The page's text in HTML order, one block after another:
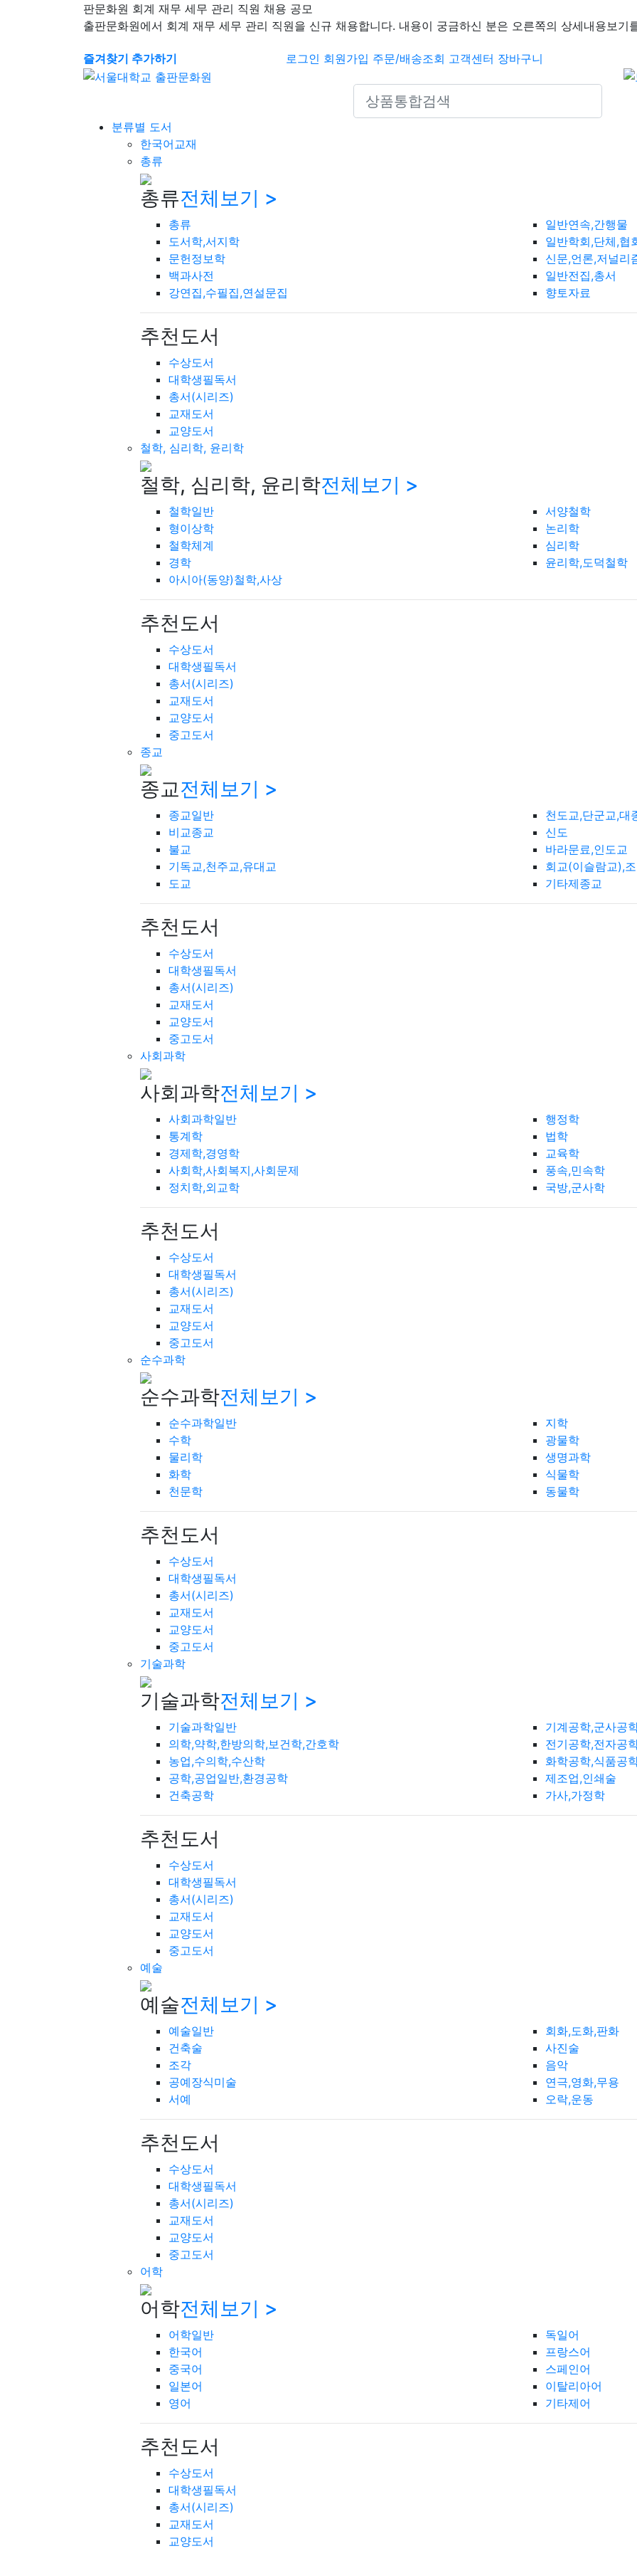
판문화원 회계 재무 세무 관리 직원 채용 공모
출판문화원에서 회계 재무 세무 관리 직원을 신규 채용합니다. 내용이 궁금하신 분은 오른쪽의 상세내용보기
즐겨찾기 추가하기 로그인 회원가입 주문/배송조회 고객센터 장바구니
Search icons
분류별 도서
한국어교재
총류
총류전체보기 >
총류
도서학,서지학
문헌정보학
백과사전
강연집,수필집,연설문집
일반연속,간행물
일반학회,단체,협
신문,언론,저널리
일반전집,총서
향토자료
추천도서
수상도서
대학생필독서
총서(시리즈)
교재도서
교양도서
철학, 심리학, 윤리학
철학, 심리학, 윤리학전체보기 >
철학일반
형이상학
철학체계
경학
아시아(동양)철학,사상
서양철학
논리학
심리학
윤리학,도덕철학
추천도서
수상도서
대학생필독서
총서(시리즈)
교재도서
교양도서
중고도서
종교
종교전체보기 >
종교일반
비교종교
불교
기독교,천주교,유대교
도교
천도교,단군교,대
신도
바라문료,인도교
회교(이슬람교),
기타제종교
추천도서
수상도서
대학생필독서
총서(시리즈)
교재도서
교양도서
중고도서
사회과학
사회과학전체보기 >
사회과학일반
통계학
경제학,경영학
사회학,사회복지,사회문제
정치학,외교학
행정학
법학
교육학
풍속,민속학
국방,군사학
추천도서
수상도서
대학생필독서
총서(시리즈)
교재도서
교양도서
중고도서
순수과학
순수과학전체보기 >
순수과학일반
수학
물리학
화학
천문학
지학
광물학
생명과학
식물학
동물학
추천도서
수상도서
대학생필독서
총서(시리즈)
교재도서
교양도서
중고도서
기술과학
기술과학전체보기 >
기술과학일반
의학,약학,한방의학,보건학,간호학
농업,수의학,수산학
공학,공업일반,환경공학
건축공학
기계공학,군사공
전기공학,전자공
화학공학,식품공
제조업,인쇄술
가사,가정학
추천도서
수상도서
대학생필독서
총서(시리즈)
교재도서
교양도서
중고도서
예술
예술전체보기 >
예술일반
건축술
조각
공예장식미술
서예
회화,도화,판화
사진술
음악
연극,영화,무용
오락,운동
추천도서
수상도서
대학생필독서
총서(시리즈)
교재도서
교양도서
중고도서
어학
어학전체보기 >
어학일반
한국어
중국어
일본어
영어
독일어
프랑스어
스페인어
이탈리아어
기타제어
추천도서
수상도서
대학생필독서
총서(시리즈)
교재도서
교양도서